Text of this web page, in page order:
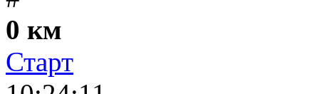
0 км
Старт